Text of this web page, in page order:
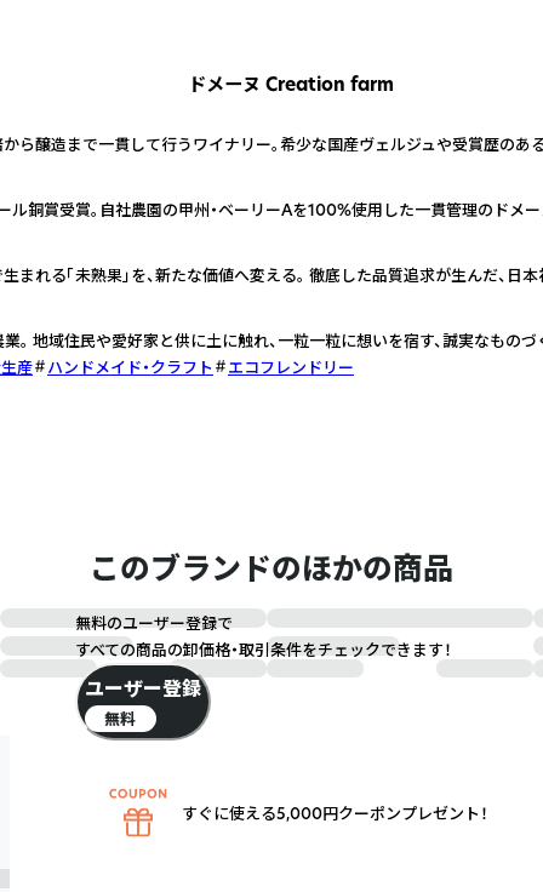
ドメーヌ Creation farm
ら醸造まで一貫して行うワイナリー。希少な国産ヴェルジュや受賞歴のあ
銅賞受賞。自社農園の甲州・ベーリーAを100%使用した一貫管理のドメー
まれる「未熟果」を、新たな価値へ変える。 徹底した品質追求が生んだ、日
業。 地域住民や愛好家と供に土に触れ、一粒一粒に想いを宿す、誠実なものづ
産
ハンドメイド・クラフト エコフレンドリー
このブランドのほかの商品
無料のユーザー登録で
すべての商品の卸価格・取引条件をチェックできます！
ユーザー登録
無料
すぐに使える5,000円クーポンプレゼント！